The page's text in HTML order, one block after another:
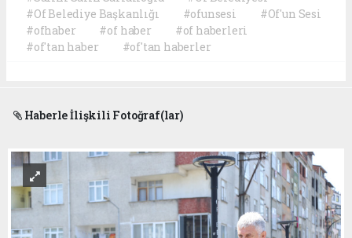
#Of Belediye Başkanlığı
#ofunsesi
#Of'un Sesi
#ofhaber
#of haber
#of haberleri
#of'tan haber
#of'tan haberler
Haberle İlişkili Fotoğraf(lar)